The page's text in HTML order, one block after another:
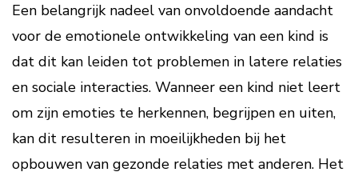
Een belangrijk nadeel van onvoldoende aandacht
voor de emotionele ontwikkeling van een kind is
dat dit kan leiden tot problemen in latere relaties
en sociale interacties. Wanneer een kind niet leert
om zijn emoties te herkennen, begrijpen en uiten,
kan dit resulteren in moeilijkheden bij het
opbouwen van gezonde relaties met anderen. Het